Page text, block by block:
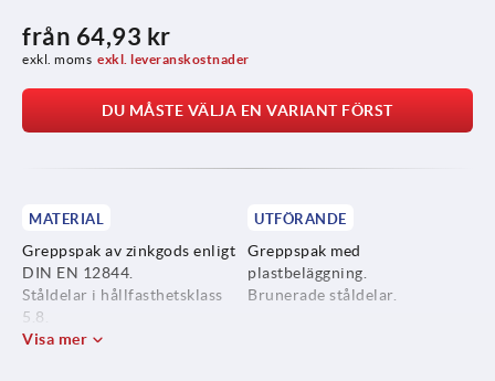
från 64,93 kr
exkl. moms exkl. leveranskostnader
DU MÅSTE VÄLJA EN VARIANT FÖRST
MATERIAL
Greppspak av zinkgods enligt
DIN EN 12844.
Ståldelar i hållfasthetsklass
5.8.
UTFÖRANDE
Greppspak med
plastbeläggning.
Brunerade ståldelar.
Visa mer